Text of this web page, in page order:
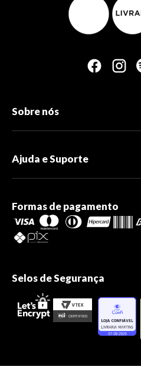
Sobre nós
Ajuda e Suporte
Formas de pagamento
Selos de Segurança